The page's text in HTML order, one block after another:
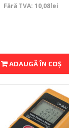
Fără TVA: 10,08lei
ADAUGĂ ÎN COŞ